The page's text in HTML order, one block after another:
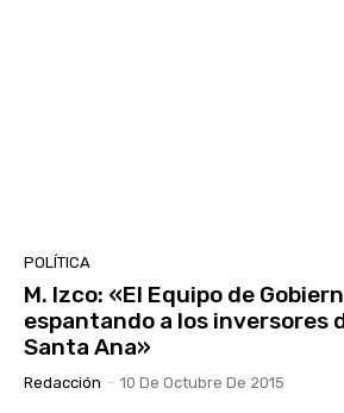
POLÍTICA
M. Izco: «El Equipo de
espantando a los inversores
Santa Ana»
Redacción - 10 De Octubre De 2015